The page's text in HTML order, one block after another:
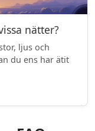
nätter?
ljus och
du ens har ätit